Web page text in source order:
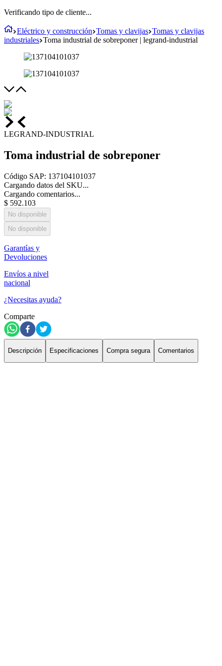
Verificando tipo de cliente...
Eléctrico y construcción Tomas y clavijas Tomas y clavijas
industriales Toma industrial de sobreponer | legrand-industrial
LEGRAND-INDUSTRIAL
Toma industrial de sobreponer
Código SAP: 137104101037
Cargando datos del SKU...
Cargando comentarios...
$ 592.103
No disponible
No disponible
Garantías y
Devoluciones
Envíos a nivel
nacional
¿Necesitas ayuda?
Comparte
Descripción Especificaciones Compra segura Comentarios